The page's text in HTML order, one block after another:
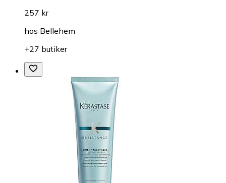
257 kr
hos Bellehem
+27 butiker